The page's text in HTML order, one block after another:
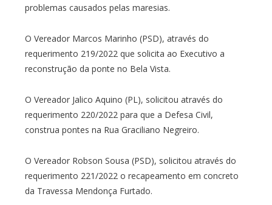
problemas causados pelas maresias.
O Vereador Marcos Marinho (PSD), através do
requerimento 219/2022 que solicita ao Executivo a
reconstrução da ponte no Bela Vista.
O Vereador Jalico Aquino (PL), solicitou através do
requerimento 220/2022 para que a Defesa Civil,
construa pontes na Rua Graciliano Negreiro.
O Vereador Robson Sousa (PSD), solicitou através do
requerimento 221/2022 o recapeamento em concreto
da Travessa Mendonça Furtado.